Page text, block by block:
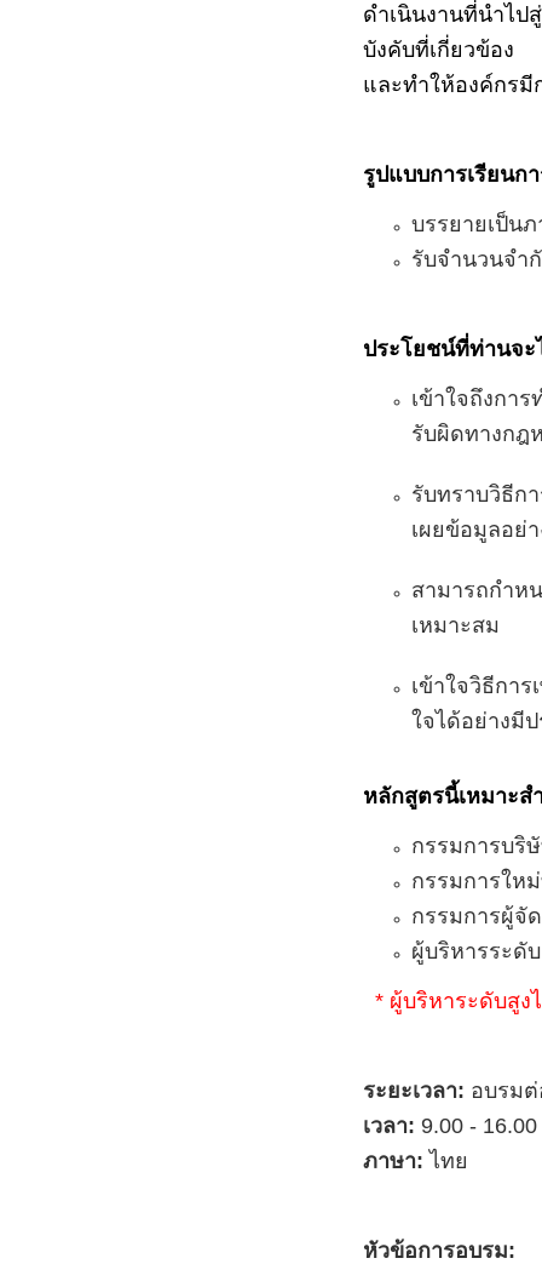
ดำเนินงานที่นำไ
บังคับที่เกี่ยวข้อง
และทำให้องค์กรมี
รูปแบบการเรียนก
บรรยายเป็น
รับจำนวนจำ
ประโยชน์ที่ท่านจะ
เข้าใจถึงกา
รับผิดทางกฎ
รับทราบวิธีก
เผยข้อมูลอย่
สามารถกำห
เหมาะสม
เข้าใจวิธีกา
ใจได้อย่างมี
หลักสูตรนี้เหมาะส
กรรมการบริ
กรรมการให
กรรมการผู้จั
ผู้บริหารระดั
* ผู้บริหาระดับสูง
ระยะเวลา: อบรมต่
เวลา: 9.00 - 16.00
ภาษา: ไทย
หัวข้อการอบรม: